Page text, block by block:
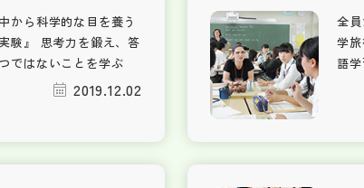
から科学的な目を養う
実験』 思考力を鍛え、答
ではないことを学ぶ
2019.12.02
全
学
語